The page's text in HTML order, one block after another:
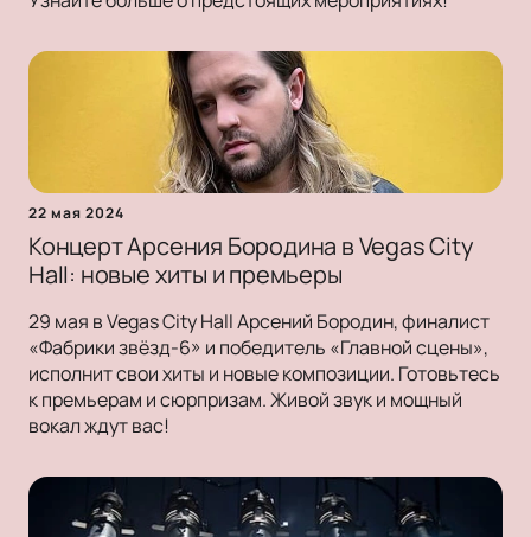
22 мая 2024
Концерт Арсения Бородина в Vegas City
Hall: новые хиты и премьеры
29 мая в Vegas City Hall Арсений Бородин, финалист
«Фабрики звёзд-6» и победитель «Главной сцены»,
исполнит свои хиты и новые композиции. Готовьтесь
к премьерам и сюрпризам. Живой звук и мощный
вокал ждут вас!